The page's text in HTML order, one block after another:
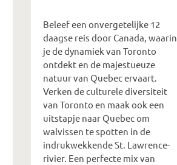
Beleef een onvergetelijke 12
daagse reis door Canada, waarin
je de dynamiek van Toronto
ontdekt en de majestueuze
natuur van Quebec ervaart.
Verken de culturele diversiteit
van Toronto en maak ook een
uitstapje naar Quebec om
walvissen te spotten in de
indrukwekkende St. Lawrence-
rivier. Een perfecte mix van